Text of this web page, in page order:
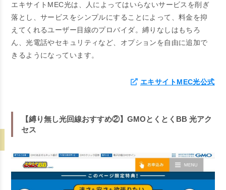
エキサイトMEC光は、人によってはいらないサービスを削ぎ
落とし、サービスをシンプルにすることによって、料金を抑
えてくれるユーザー目線のプロバイダ。縛りなしはもちろ
ん、光電話やセキュリティなど、オプションを自由に追加で
きるようになっています。
エキサイトMEC光公式
【縛り無し光回線おすすめ②】GMOとくとくBB 光アク
セス